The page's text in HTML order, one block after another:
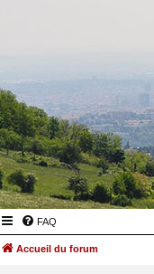
FAQ
Accueil du forum